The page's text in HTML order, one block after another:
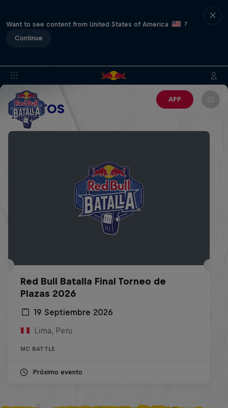
Want to see content from United States of America
?
Continue
APP
EVENTOS
Red Bull Batalla Final Torneo de
Plazas 2026
19 Septiembre 2026
Lima, Peru
MC BATTLE
Próximo evento